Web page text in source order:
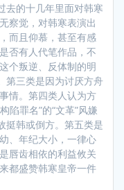
去的十几年里面对韩寒
察觉，对韩寒表演出
而且仰慕，甚至有感
否有人代笔作品，不
个叛逆、反体制的明
第三类是因为讨厌方舟
情。第四类人认为方
陷罪名”的“文革”风嫌
挺韩或倒方。第五类是
、年纪大小，一律心
唇齿相依的利益攸关
都盛赞韩寒皇帝一件